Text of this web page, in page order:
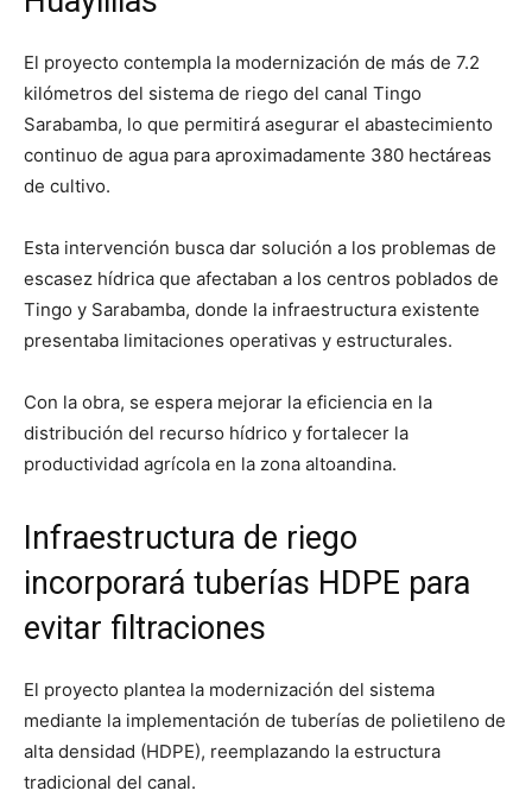
El proyecto contempla la modernización de más de 7.2
kilómetros del sistema de riego del canal Tingo
Sarabamba, lo que permitirá asegurar el abastecimiento
continuo de agua para aproximadamente 380 hectáreas
de cultivo.
Esta intervención busca dar solución a los problemas de
escasez hídrica que afectaban a los centros poblados de
Tingo y Sarabamba, donde la infraestructura existente
presentaba limitaciones operativas y estructurales.
Con la obra, se espera mejorar la eficiencia en la
distribución del recurso hídrico y fortalecer la
productividad agrícola en la zona altoandina.
Infraestructura de riego
incorporará tuberías HDPE para
evitar filtraciones
El proyecto plantea la modernización del sistema
mediante la implementación de tuberías de polietileno de
alta densidad (HDPE), reemplazando la estructura
tradicional del canal.